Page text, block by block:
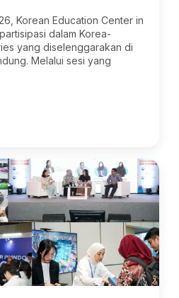
Korean Education Center in
dalam Korea-
yang diselenggarakan di
Melalui sesi yang